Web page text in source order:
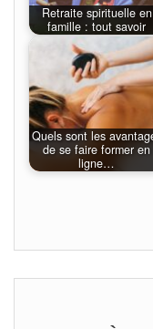
Retraite spirituelle en
famille : tout savoir
Quels sont les
de se faire former en
ligne…